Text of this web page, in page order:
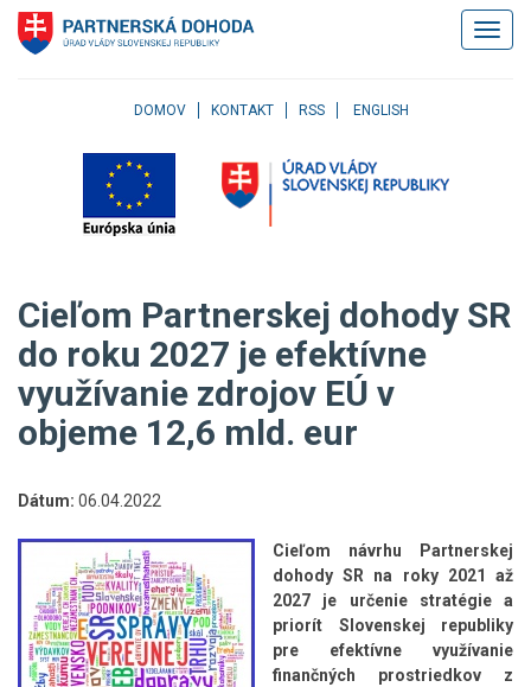
Klávesové
skratky
Skočiť
menu
na
užívateľské
menu
Skočiť
stránky
DOMOV KONTAKT RSS ENGLISH
Cieľom Partnerskej dohody SR
do roku 2027 je efektívne
využívanie zdrojov EÚ v
objeme 12,6 mld. eur
Dátum: 06.04.2022
Cieľom návrhu Partnerskej
dohody SR na roky 2021 až
2027 je určenie stratégie a
priorít Slovenskej republiky
pre efektívne využívanie
finančných prostriedkov z